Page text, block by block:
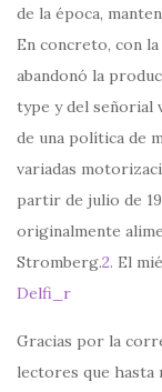
de la época,
En concreto, con
abandonó la
type y del señorial
de una política de
variadas
partir de julio de
originalmente
Stromberg.2. El
Delfi_r
Gracias por la
lectores que hasta